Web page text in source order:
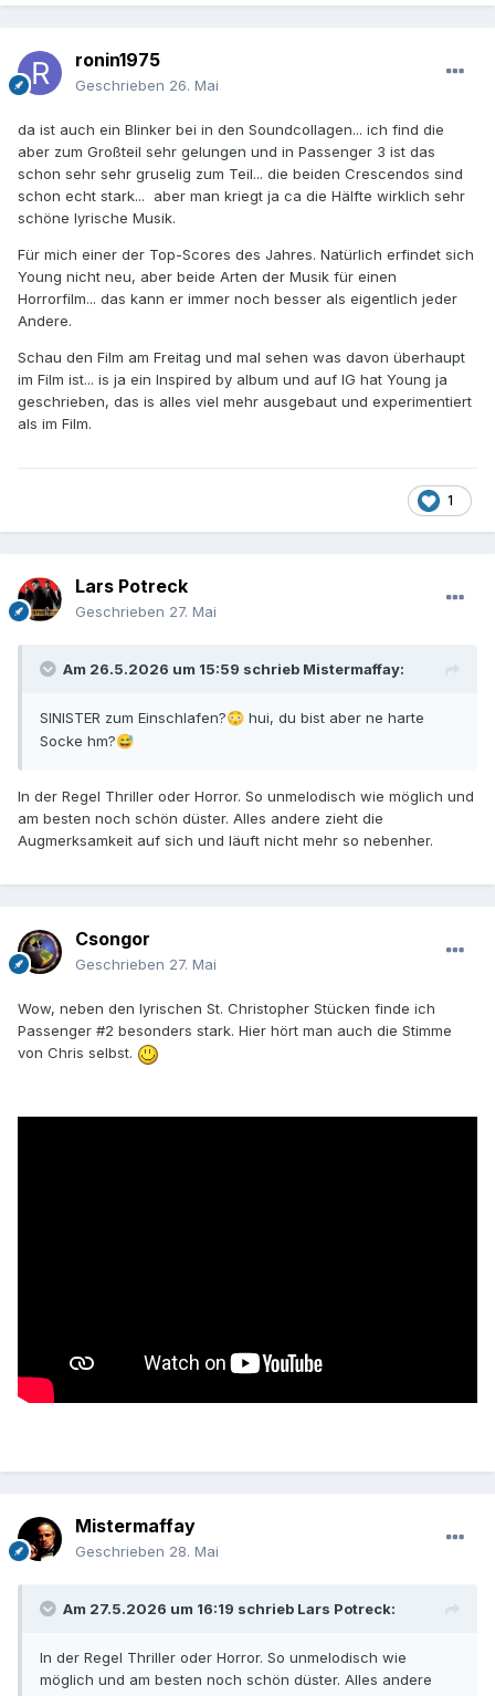
ronin1975
Geschrieben 26. Mai
da ist auch ein Blinker bei in den Soundcollagen... ich find die
aber zum Großteil sehr gelungen und in Passenger 3 ist das
schon sehr sehr gruselig zum Teil... die beiden Crescendos sind
schon echt stark... aber man kriegt ja ca die Hälfte wirklich sehr
schöne lyrische Musik.
Für mich einer der Top-Scores des Jahres. Natürlich erfindet sich
Young nicht neu, aber beide Arten der Musik für einen
Horrorfilm... das kann er immer noch besser als eigentlich jeder
Andere.
Schau den Film am Freitag und mal sehen was davon überhaupt
im Film ist... is ja ein Inspired by album und auf IG hat Young ja
geschrieben, das is alles viel mehr ausgebaut und experimentiert
als im Film.
1
Lars Potreck
Geschrieben 27. Mai
Am 26.5.2026 um 15:59 schrieb Mistermaffay:
SINISTER zum Einschlafen?😳 hui, du bist aber ne harte
Socke hm?😅
In der Regel Thriller oder Horror. So unmelodisch wie möglich und
am besten noch schön düster. Alles andere zieht die
Augmerksamkeit auf sich und läuft nicht mehr so nebenher.
Csongor
Geschrieben 27. Mai
Wow, neben den lyrischen St. Christopher Stücken finde ich
Passenger #2 besonders stark. Hier hört man auch die Stimme
von Chris selbst.
Mistermaffay
Geschrieben 28. Mai
Am 27.5.2026 um 16:19 schrieb Lars Potreck:
In der Regel Thriller oder Horror. So unmelodisch wie
möglich und am besten noch schön düster. Alles andere